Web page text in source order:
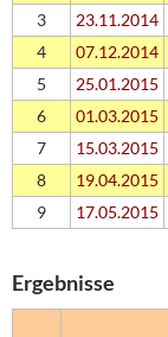
3
23.11.2014
4
07.12.2014
5
25.01.2015
6
01.03.2015
7
15.03.2015
8
19.04.2015
9
17.05.2015
Ergebnisse